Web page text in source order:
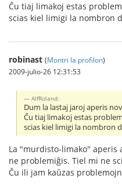
Ĉu tiaj limakoj estas
scias kiel limigi la nombron
robinast (Montri la profilon)
2009-julio-26 12:31:53
AlfRoland:
Dum la lastaj jaroj aperis
Ĉu tiaj limakoj estas
scias kiel limigi la nombron
La "murdisto-limako" aperis
ne problemiĝis. Tiel mi ne
Ĉu ili jam kaŭzas